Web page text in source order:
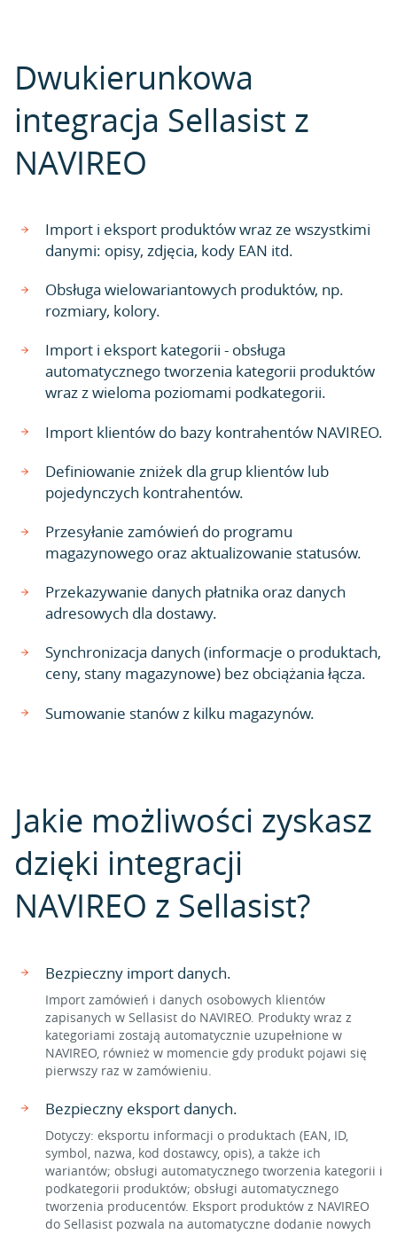
Dwukierunkowa
integracja Sellasist z
NAVIREO
Import i eksport produktów wraz ze wszystkimi
danymi: opisy, zdjęcia, kody EAN itd.
Obsługa wielowariantowych produktów, np.
rozmiary, kolory.
Import i eksport kategorii - obsługa
automatycznego tworzenia kategorii produktów
wraz z wieloma poziomami podkategorii.
Import klientów do bazy kontrahentów NAVIREO.
Definiowanie zniżek dla grup klientów lub
pojedynczych kontrahentów.
Przesyłanie zamówień do programu
magazynowego oraz aktualizowanie statusów.
Przekazywanie danych płatnika oraz danych
adresowych dla dostawy.
Synchronizacja danych (informacje o produktach,
ceny, stany magazynowe) bez obciążania łącza.
Sumowanie stanów z kilku magazynów.
Jakie możliwości zyskasz
dzięki integracji
NAVIREO z Sellasist?
Bezpieczny import danych.
Import zamówień i danych osobowych klientów
zapisanych w Sellasist do NAVIREO. Produkty wraz z
kategoriami zostają automatycznie uzupełnione w
NAVIREO, również w momencie gdy produkt pojawi się
pierwszy raz w zamówieniu.
Bezpieczny eksport danych.
Dotyczy: eksportu informacji o produktach (EAN, ID,
symbol, nazwa, kod dostawcy, opis), a także ich
wariantów; obsługi automatycznego tworzenia kategorii i
podkategorii produktów; obsługi automatycznego
tworzenia producentów. Eksport produktów z NAVIREO
do Sellasist pozwala na automatyczne dodanie nowych